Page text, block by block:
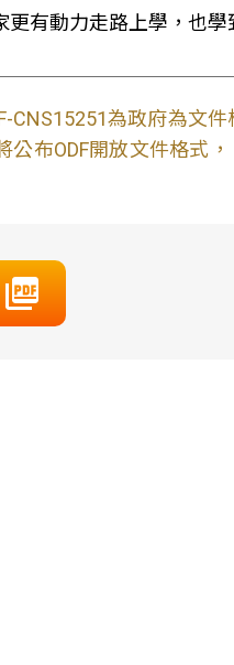
有動力走路上學，也
CNS15251為政府為文
布ODF開放文件格式